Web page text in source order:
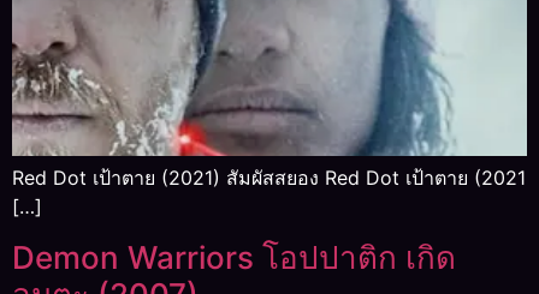
Red Dot เป้าตาย (2021) สัมผัสสยอง Red Dot เป้าตาย (2021
[…]
Demon Warriors โอปปาติก เกิด